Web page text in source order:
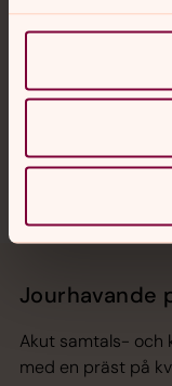
Hitta snabbt
Jourhavande
Akut samtals- och
med en präst på